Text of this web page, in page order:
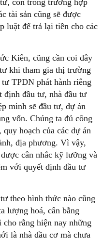
tài sản cũng sẽ được
luật để trả lại tiền cho các
Kiên, cũng cần coi đây
khi tham gia thị trường
TPDN phát hành riêng
đầu tư, nhà đầu tư
mình sẽ đầu tư, dự án
vốn. Chúng ta đủ công
hoạch của các dự án
địa phương. Vì vậy,
cân nhắc kỹ lưỡng và
với quyết định đầu tư
theo hình thức nào cũng
lượng hoá, cân bằng
rằng hiện nay những
là nhà đầu cơ mà chưa